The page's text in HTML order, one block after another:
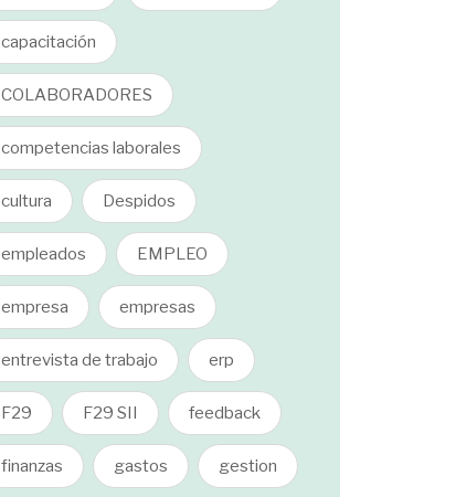
capacitación
COLABORADORES
competencias laborales
cultura Despidos
empleados EMPLEO
empresa empresas
entrevista de trabajo erp
F29 F29 SII feedback
finanzas gastos gestion